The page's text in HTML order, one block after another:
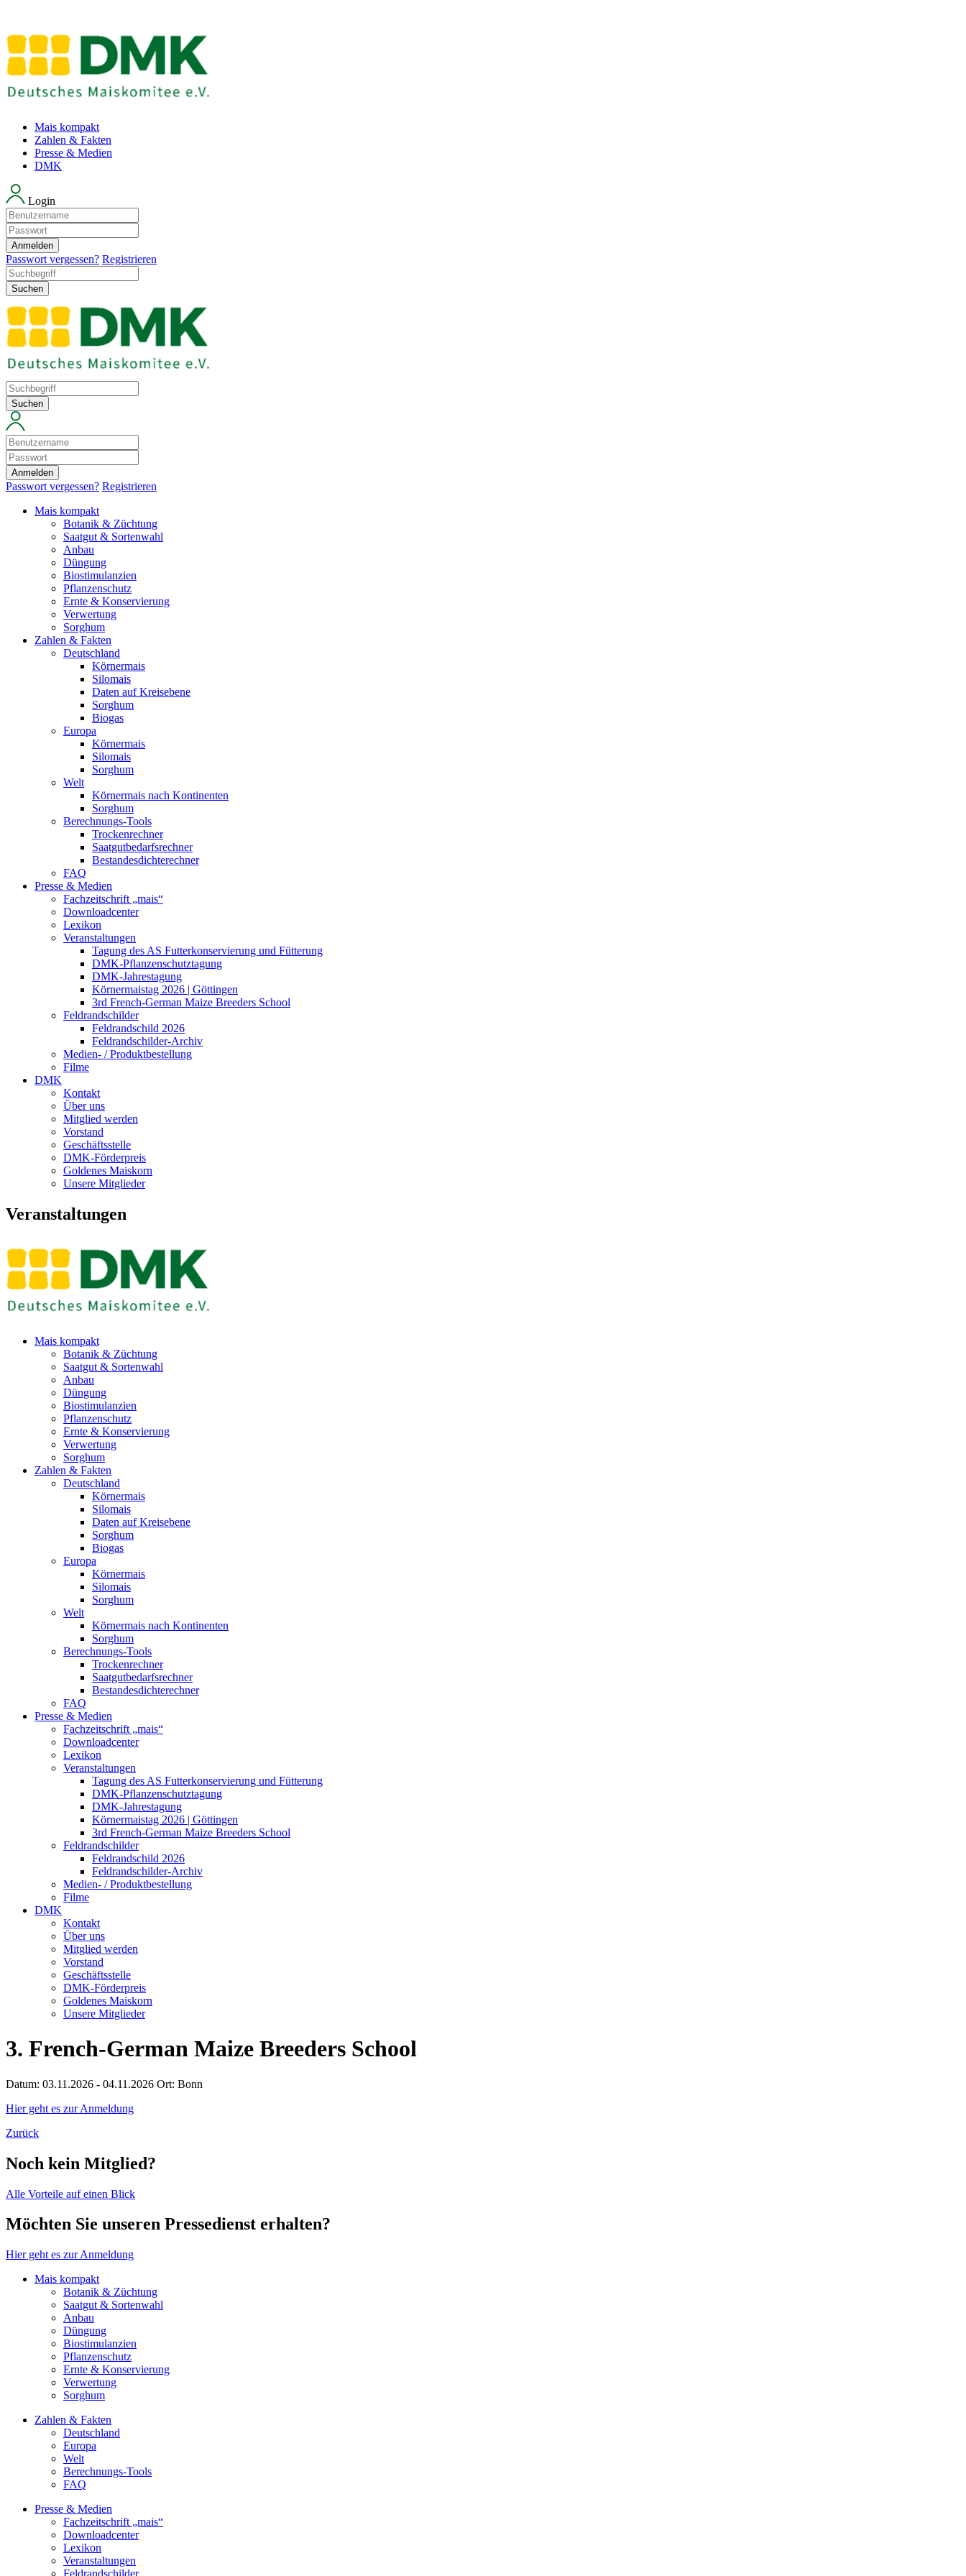
Mais kompakt
Zahlen & Fakten
Presse & Medien
DMK
Login
Anmelden
Passwort vergessen? Registrieren
Suchen
Suchen
Anmelden
Passwort vergessen? Registrieren
Mais kompakt
Botanik & Züchtung
Saatgut & Sortenwahl
Anbau
Düngung
Biostimulanzien
Pflanzenschutz
Ernte & Konservierung
Verwertung
Sorghum
Zahlen & Fakten
Deutschland
Körnermais
Silomais
Daten auf Kreisebene
Sorghum
Biogas
Europa
Körnermais
Silomais
Sorghum
Welt
Körnermais nach Kontinenten
Sorghum
Berechnungs-Tools
Trockenrechner
Saatgutbedarfsrechner
Bestandesdichterechner
FAQ
Presse & Medien
Fachzeitschrift „mais“
Downloadcenter
Lexikon
Veranstaltungen
Tagung des AS Futterkonservierung und Fütterung
DMK-Pflanzenschutztagung
DMK-Jahrestagung
Körnermaistag 2026 | Göttingen
3rd French-German Maize Breeders School
Feldrandschilder
Feldrandschild 2026
Feldrandschilder-Archiv
Medien- / Produktbestellung
Filme
DMK
Kontakt
Über uns
Mitglied werden
Vorstand
Geschäftsstelle
DMK-Förderpreis
Goldenes Maiskorn
Unsere Mitglieder
Veranstaltungen
Mais kompakt
Botanik & Züchtung
Saatgut & Sortenwahl
Anbau
Düngung
Biostimulanzien
Pflanzenschutz
Ernte & Konservierung
Verwertung
Sorghum
Zahlen & Fakten
Deutschland
Körnermais
Silomais
Daten auf Kreisebene
Sorghum
Biogas
Europa
Körnermais
Silomais
Sorghum
Welt
Körnermais nach Kontinenten
Sorghum
Berechnungs-Tools
Trockenrechner
Saatgutbedarfsrechner
Bestandesdichterechner
FAQ
Presse & Medien
Fachzeitschrift „mais“
Downloadcenter
Lexikon
Veranstaltungen
Tagung des AS Futterkonservierung und Fütterung
DMK-Pflanzenschutztagung
DMK-Jahrestagung
Körnermaistag 2026 | Göttingen
3rd French-German Maize Breeders School
Feldrandschilder
Feldrandschild 2026
Feldrandschilder-Archiv
Medien- / Produktbestellung
Filme
DMK
Kontakt
Über uns
Mitglied werden
Vorstand
Geschäftsstelle
DMK-Förderpreis
Goldenes Maiskorn
Unsere Mitglieder
3. French-German Maize Breeders School
Datum: 03.11.2026 - 04.11.2026 Ort: Bonn
Hier geht es zur Anmeldung
Zurück
Noch kein Mitglied?
Alle Vorteile auf einen Blick
Möchten Sie unseren Pressedienst erhalten?
Hier geht es zur Anmeldung
Mais kompakt
Botanik & Züchtung
Saatgut & Sortenwahl
Anbau
Düngung
Biostimulanzien
Pflanzenschutz
Ernte & Konservierung
Verwertung
Sorghum
Zahlen & Fakten
Deutschland
Europa
Welt
Berechnungs-Tools
FAQ
Presse & Medien
Fachzeitschrift „mais“
Downloadcenter
Lexikon
Veranstaltungen